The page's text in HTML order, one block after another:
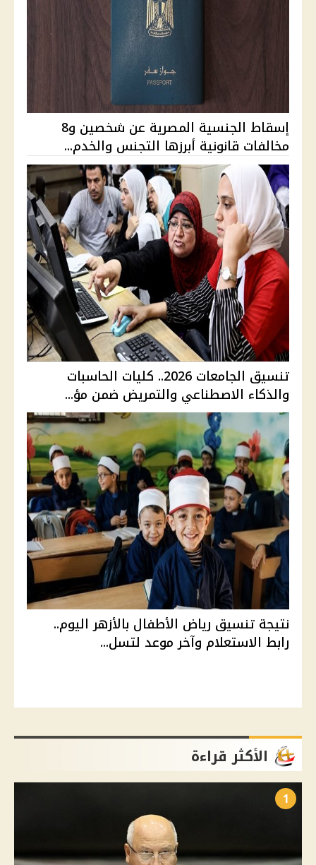
إسقاط الجنسية المصرية عن شخصين و8
مخالفات قانونية أبرزها التجنس والخدم...
تنسيق الجامعات 2026.. كليات الحاسبات
والذكاء الاصطناعي والتمريض ضمن مؤ...
نتيجة تنسيق رياض الأطفال بالأزهر اليوم..
رابط الاستعلام وآخر موعد لتسل...
الأكثر قراءة
1